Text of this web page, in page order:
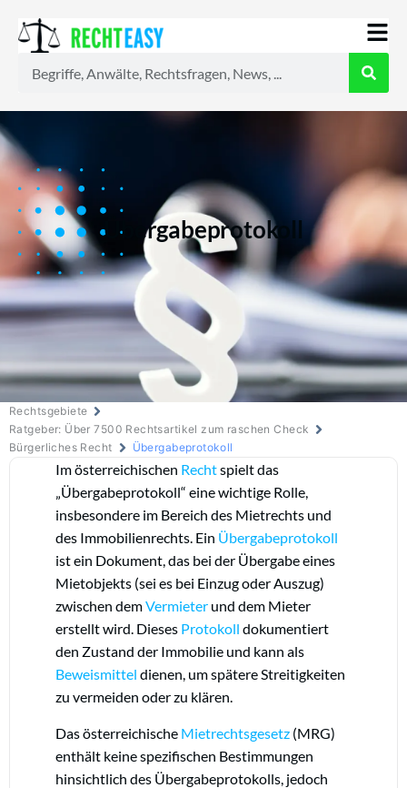
Übergabeprotokoll
Rechtsgebiete
Ratgeber: Über 7500 Rechtsartikel zum raschen Check
Bürgerliches Recht
Übergabeprotokoll
Im österreichischen Rechtspielt das
„Übergabeprotokoll“ eine wichtige Rolle,
insbesondere im Bereich des Mietrechts und
des Immobilienrechts. Ein Übergabeprotokoll
ist ein Dokument, das bei der Übergabe eines
Mietobjekts (sei es bei Einzug oder Auszug)
zwischen demVermieter und dem Mieter
erstellt wird. Dieses Protokoll dokumentiert
den Zustand der Immobilie und kann als
Beweismittel dienen, um spätere Streitigkeiten
zu vermeiden oder zu klären.
Das österreichische Mietrechtsgesetz (MRG)
enthält keine spezifischen Bestimmungen
hinsichtlich des Übergabeprotokolls, jedoch